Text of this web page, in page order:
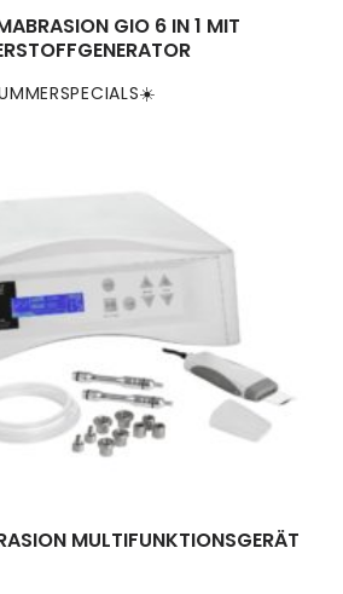
GIO 6 IN 1 MIT
MULTIFUNKTIONSGERÄT